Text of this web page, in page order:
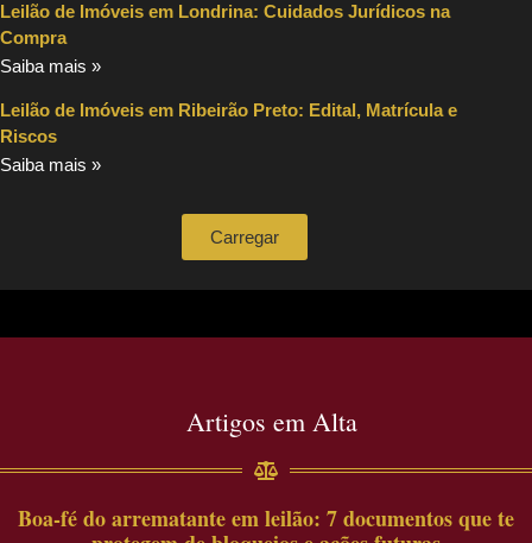
Leilão de Imóveis em Londrina: Cuidados Jurídicos na
Compra
Saiba mais »
Leilão de Imóveis em Ribeirão Preto: Edital, Matrícula e
Riscos
Saiba mais »
Carregar
Artigos em Alta
Boa-fé do arrematante em leilão: 7 documentos que te